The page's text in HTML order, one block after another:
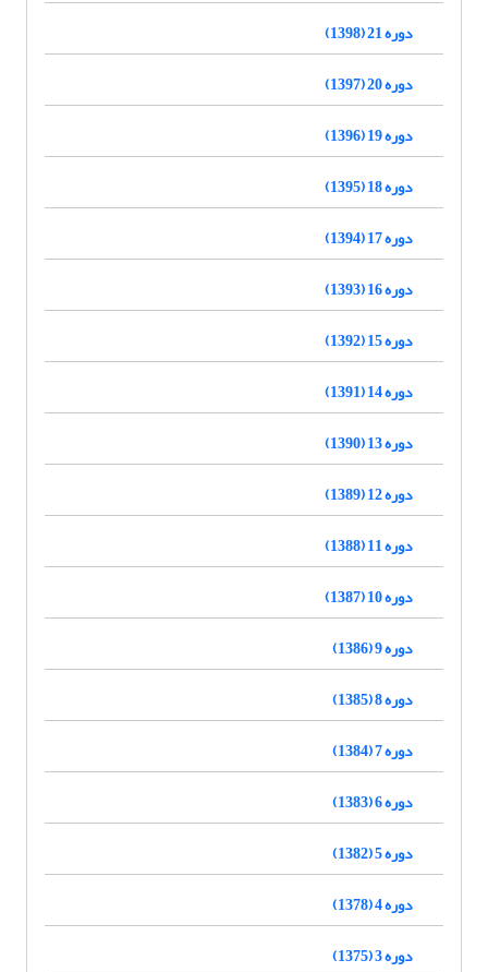
دوره 21 (1398)
دوره 20 (1397)
دوره 19 (1396)
دوره 18 (1395)
دوره 17 (1394)
دوره 16 (1393)
دوره 15 (1392)
دوره 14 (1391)
دوره 13 (1390)
دوره 12 (1389)
دوره 11 (1388)
دوره 10 (1387)
دوره 9 (1386)
دوره 8 (1385)
دوره 7 (1384)
دوره 6 (1383)
دوره 5 (1382)
دوره 4 (1378)
دوره 3 (1375)